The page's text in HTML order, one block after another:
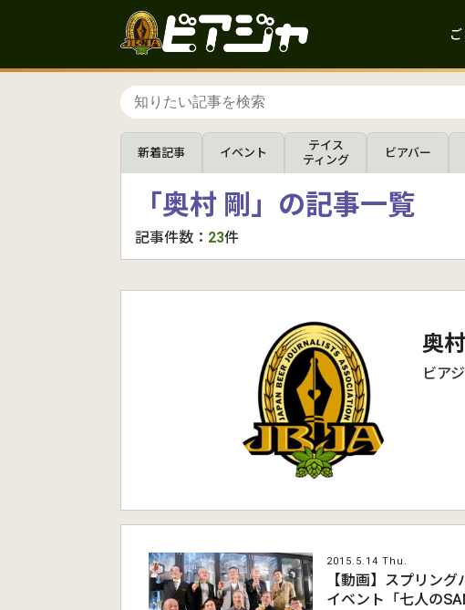
新着記事 イベント
テイス
ティング
ビアバー
「奥村 剛」の記事一覧
記事件数： 23件
奥
ビア
2015.5.14 Thu.
【動画】スプリン
イベント「七人の